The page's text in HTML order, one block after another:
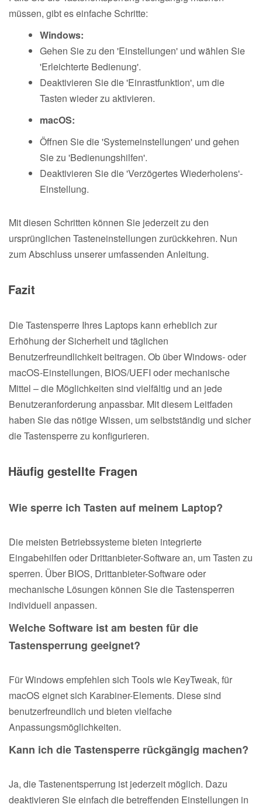
müssen, gibt es einfache Schritte:
Windows:
Gehen Sie zu den 'Einstellungen' und wählen Sie
'Erleichterte Bedienung'.
Deaktivieren Sie die 'Einrastfunktion', um die
Tasten wieder zu aktivieren.
macOS:
Öffnen Sie die 'Systemeinstellungen' und gehen
Sie zu 'Bedienungshilfen'.
Deaktivieren Sie die 'Verzögertes Wiederholens'-
Einstellung.
Mit diesen Schritten können Sie jederzeit zu den
ursprünglichen Tasteneinstellungen zurückkehren. Nun
zum Abschluss unserer umfassenden Anleitung.
Fazit
Die Tastensperre Ihres Laptops kann erheblich zur
Erhöhung der Sicherheit und täglichen
Benutzerfreundlichkeit beitragen. Ob über Windows- oder
macOS-Einstellungen, BIOS/UEFI oder mechanische
Mittel – die Möglichkeiten sind vielfältig und an jede
Benutzeranforderung anpassbar. Mit diesem Leitfaden
haben Sie das nötige Wissen, um selbstständig und sicher
die Tastensperre zu konfigurieren.
Häufig gestellte Fragen
Wie sperre ich Tasten auf meinem Laptop?
Die meisten Betriebssysteme bieten integrierte
Eingabehilfen oder Drittanbieter-Software an, um Tasten zu
sperren. Über BIOS, Drittanbieter-Software oder
mechanische Lösungen können Sie die Tastensperren
individuell anpassen.
Welche Software ist am besten für die
Tastensperrung geeignet?
Für Windows empfehlen sich Tools wie KeyTweak, für
macOS eignet sich Karabiner-Elements. Diese sind
benutzerfreundlich und bieten vielfache
Anpassungsmöglichkeiten.
Kann ich die Tastensperre rückgängig machen?
Ja, die Tastenentsperrung ist jederzeit möglich. Dazu
deaktivieren Sie einfach die betreffenden Einstellungen in